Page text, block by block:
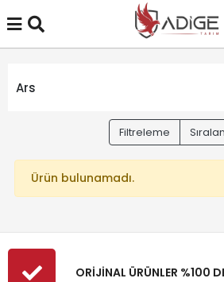
Ars
Filtreleme
Ürün bulunamadı.
ORİJİNAL ÜRÜNLER %100